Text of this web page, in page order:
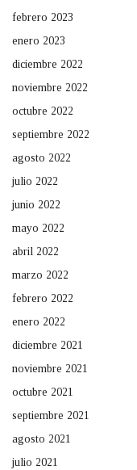
febrero 2023
enero 2023
diciembre 2022
noviembre 2022
octubre 2022
septiembre 2022
agosto 2022
julio 2022
junio 2022
mayo 2022
abril 2022
marzo 2022
febrero 2022
enero 2022
diciembre 2021
noviembre 2021
octubre 2021
septiembre 2021
agosto 2021
julio 2021